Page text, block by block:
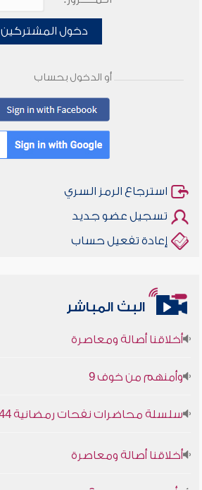
دخول المشتركين
أو الدخول بحساب
استرجاع الرمز السري
تسجيل عضو جديد
إعادة تفعيل حساب
البث المباشر